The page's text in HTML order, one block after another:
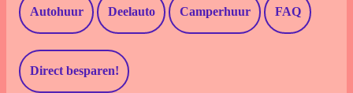
Autohuur Deelauto Camperhuur FAQ
Direct besparen!